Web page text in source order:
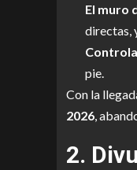
El muro
directas,
pie.
Con la
2026,
2.